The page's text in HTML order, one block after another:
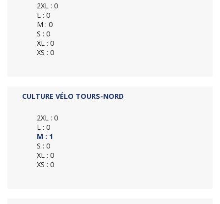
2XL : 0
L : 0
M : 0
S : 0
XL : 0
XS : 0
CULTURE VÉLO TOURS-NORD
2XL : 0
L : 0
M : 1
S : 0
XL : 0
XS : 0